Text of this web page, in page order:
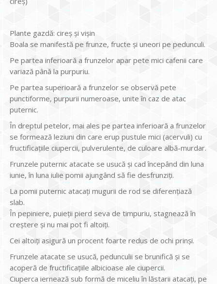
Plante gazdă: cireș și vișin
Boala se manifestă pe frunze, fructe și uneori pe pedunculi.
Pe partea inferioară a frunzelor apar pete mici cafenii care
variază până la purpuriu.
Pe partea superioară a frunzelor se observă pete
punctiforme, purpurii numeroase, unite în caz de atac
puternic.
În dreptul petelor, mai ales pe partea inferioară a frunzelor
se formează leziuni din care erup pustule mici (acervuli) cu
fructificațiile ciupercii, pulverulente, de culoare albă-murdar.
Frunzele puternic atacate se usucă și cad începând din luna
iunie, în luna iulie pomii ajungând să fie desfrunziți.
La pomii puternic atacați mugurii de rod se diferențiază
slab.
În pepiniere, puieții pierd seva de timpuriu, stagnează în
creștere și nu mai pot fi altoiți.
Cei altoiți asigură un procent foarte redus de ochi prinși.
Frunzele atacate se usucă, pedunculii se brunifică şi se
acoperă de fructificațiile albicioase ale ciupercii.
Ciuperca iernează sub formă de miceliu în lăstarii atacați, pe